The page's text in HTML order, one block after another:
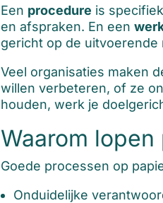
Een procedure is
en afspraken. En een
gericht op de uitvoerende
Veel organisaties maken
willen verbeteren, of ze
houden, werk je
Waarom
Goede processen op
Onduidelijke